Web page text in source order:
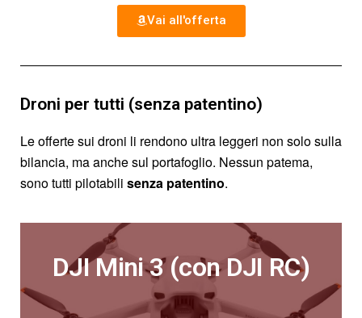
Vai all'offerta
Droni per tutti (senza patentino)
Le offerte sui droni li rendono ultra leggeri non solo sulla
bilancia, ma anche sul portafoglio. Nessun patema,
sono tutti pilotabili senza patentino.
DJI Mini 3 (con DJI RC)